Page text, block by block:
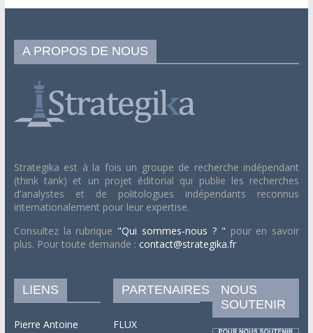
A PROPOS DE NOUS
Strategika est à la fois un groupe de recherche indépendant
(think tank) et un projet éditorial qui publie les recherches
d'analystes et de politologues indépendants reconnus
internationalement pour leur expertise.
Consultez la rubrique "Qui sommes-nous ? " pour en savoir
plus. Pour toute demande : contact@strategika.fr
LIENS
Pierre Antoine
PARTENAIRES
FLUX
NOUS
SOUTENIR